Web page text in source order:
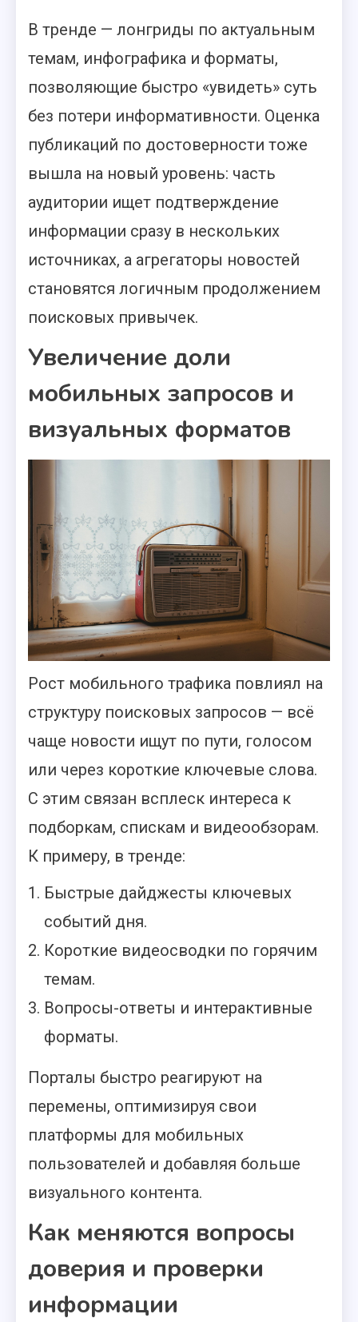
В тренде — лонгриды по актуальным
темам, инфографика и форматы,
позволяющие быстро «увидеть» суть
без потери информативности. Оценка
публикаций по достоверности тоже
вышла на новый уровень: часть
аудитории ищет подтверждение
информации сразу в нескольких
источниках, а агрегаторы новостей
становятся логичным продолжением
поисковых привычек.
Увеличение доли
мобильных запросов и
визуальных форматов
Рост мобильного трафика повлиял на
структуру поисковых запросов — всё
чаще новости ищут по пути, голосом
или через короткие ключевые слова.
С этим связан всплеск интереса к
подборкам, спискам и видеообзорам.
К примеру, в тренде:
Быстрые дайджесты ключевых
событий дня.
Короткие видеосводки по горячим
темам.
Вопросы-ответы и интерактивные
форматы.
Порталы быстро реагируют на
перемены, оптимизируя свои
платформы для мобильных
пользователей и добавляя больше
визуального контента.
Как меняются вопросы
доверия и проверки
информации